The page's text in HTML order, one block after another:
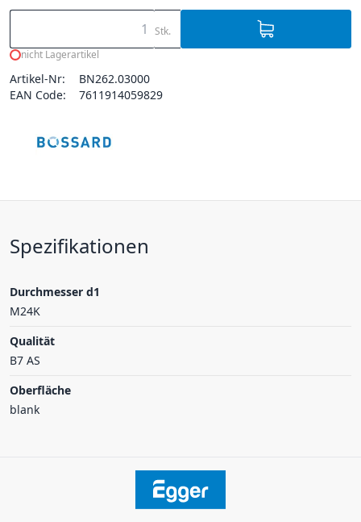
Stk.
nicht Lagerartikel
Artikel-Nr:
BN262.03000
EAN Code:
7611914059829
Spezifikationen
Durchmesser d1
M24K
Qualität
B7 AS
Oberfläche
blank